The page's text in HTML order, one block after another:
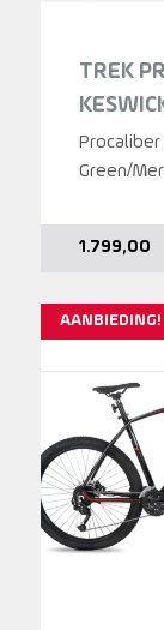
TREK
Green/
1.799,00
AANBIEDING!